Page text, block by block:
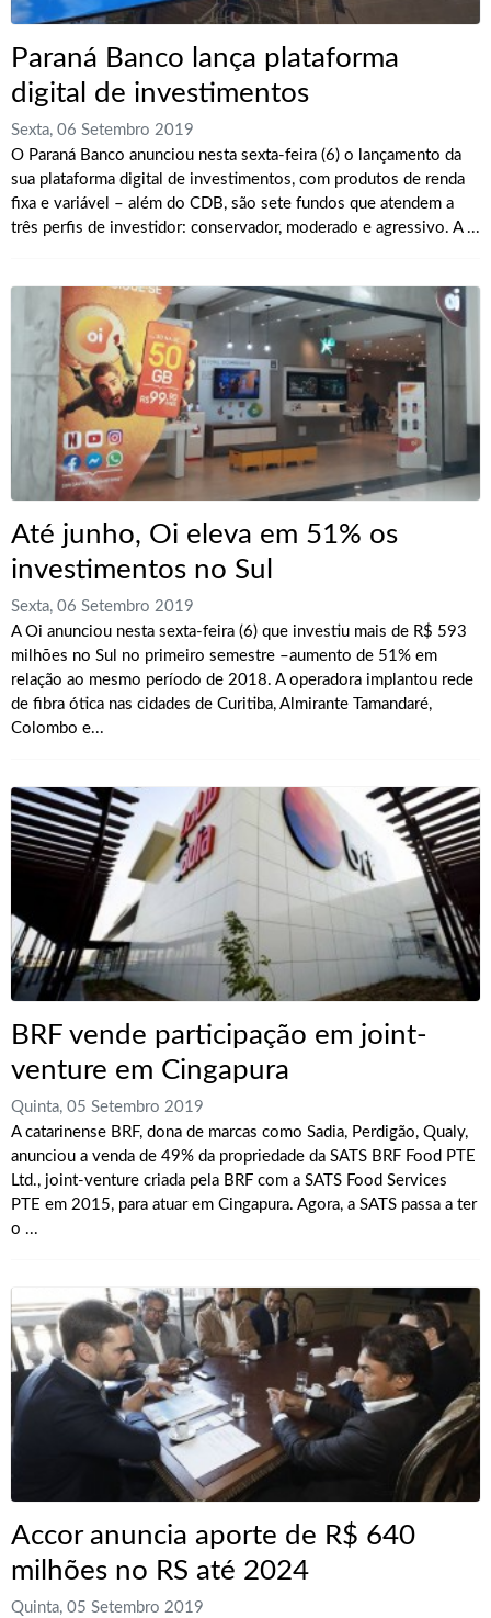
Paraná Banco lança plataforma
digital de investimentos
Sexta, 06 Setembro 2019
O Paraná Banco anunciou nesta sexta-feira (6) o lançamento da
sua plataforma digital de investimentos, com produtos de renda
fixa e variável – além do CDB, são sete fundos que atendem a
três perfis de investidor: conservador, moderado e agressivo. A ...
Até junho, Oi eleva em 51% os
investimentos no Sul
Sexta, 06 Setembro 2019
A Oi anunciou nesta sexta-feira (6) que investiu mais de R$ 593
milhões no Sul no primeiro semestre –aumento de 51% em
relação ao mesmo período de 2018. A operadora implantou rede
de fibra ótica nas cidades de Curitiba, Almirante Tamandaré,
Colombo e...
BRF vende participação em joint-
venture em Cingapura
Quinta, 05 Setembro 2019
A catarinense BRF, dona de marcas como Sadia, Perdigão, Qualy,
anunciou a venda de 49% da propriedade da SATS BRF Food PTE
Ltd., joint-venture criada pela BRF com a SATS Food Services
PTE em 2015, para atuar em Cingapura. Agora, a SATS passa a ter
o ...
Accor anuncia aporte de R$ 640
milhões no RS até 2024
Quinta, 05 Setembro 2019